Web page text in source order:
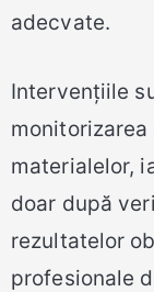
adecvate.
Intervențiile
materialelor,
doar după
rezultatelor
profesionale